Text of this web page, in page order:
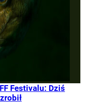
Festivalu: Dziś